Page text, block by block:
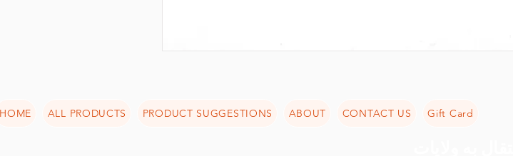
HOME ALL PRODUCTS PRODUCT SUGGESTIONS ABOUT CONTACT US Gift Card